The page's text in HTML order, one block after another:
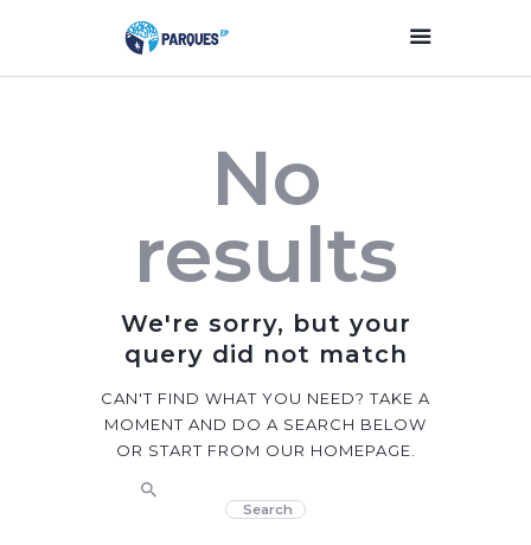
Parques Y Plazas
Participación
Ciudadana
Planificación
Transparencia
Contacto
No
results
We're sorry, but your
query did not match
CAN'T FIND WHAT YOU NEED? TAKE A
MOMENT AND DO A SEARCH BELOW
OR START FROM OUR HOMEPAGE